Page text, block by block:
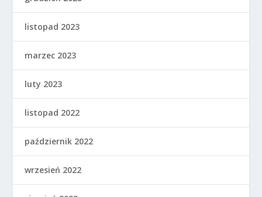
marzec 2023
listopad 2022
październik 2022
wrzesień 2022
sierpień 2022
lipiec 2022